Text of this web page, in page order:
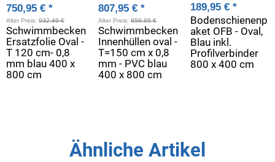
Schwimmbecken
Ersatzfolie Oval -
T 120 cm- 0,8
mm blau 400 x
800 cm
750,95 € *
Alter Preis: 932,49 €
Schwimmbecken
Innenhüllen oval -
T=150 cm x 0,8
mm - PVC blau
400 x 800 cm
807,95 € *
Alter Preis: 859,95 €
Bodenschienenp
aket OFB - Oval,
Blau inkl.
Profilverbinder
800 x 400 cm
189,95 € *
Ähnliche Artikel